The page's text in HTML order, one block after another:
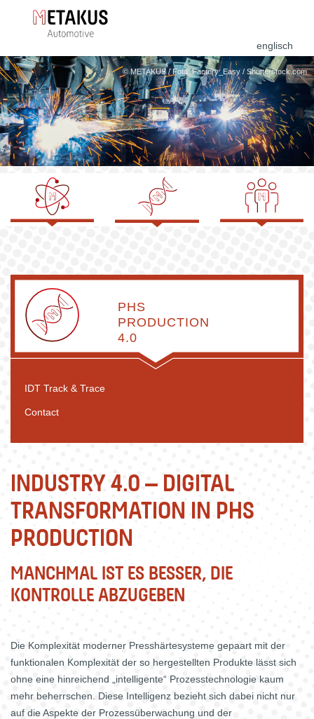
englisch
© METAKUS / Foto: Factory_Easy / Shutterstock.com
Forschung &
Entwicklung
Production
4.0
Training &
Coaching
PHS
PRODUCTION
4.0
IDT Track & Trace
Contact
INDUSTRY 4.0 – DIGITAL
TRANSFORMATION IN PHS
PRODUCTION
MANCHMAL IST ES BESSER, DIE
KONTROLLE ABZUGEBEN
Die Komplexität moderner Presshärtesysteme gepaart mit der
funktionalen Komplexität der so hergestellten Produkte lässt sich
ohne eine hinreichend „intelligente“ Prozesstechnologie kaum
mehr beherrschen. Diese Intelligenz bezieht sich dabei nicht nur
auf die Aspekte der Prozessüberwachung und der